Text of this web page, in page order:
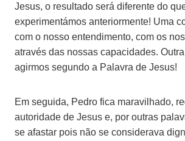
Jesus, o resultado será diferente do
experimentámos anteriormente! Uma
com o nosso entendimento, com os
através das nossas capacidades.
agirmos segundo a Palavra de Jesus!
Em seguida, Pedro fica maravilhado,
autoridade de Jesus e, por outras
se afastar pois não se considerava